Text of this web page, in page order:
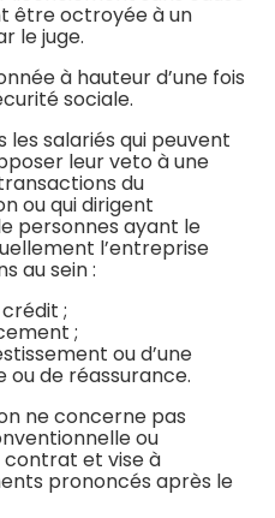
être octroyée à un
le juge.
à hauteur d’une fois
sociale.
salariés qui peuvent
leur veto à une
du
ou qui dirigent
personnes ayant le
l’entreprise
au sein :
;
;
ou d’une
ou de réassurance.
ne concerne pas
ou
contrat et vise à
prononcés après le